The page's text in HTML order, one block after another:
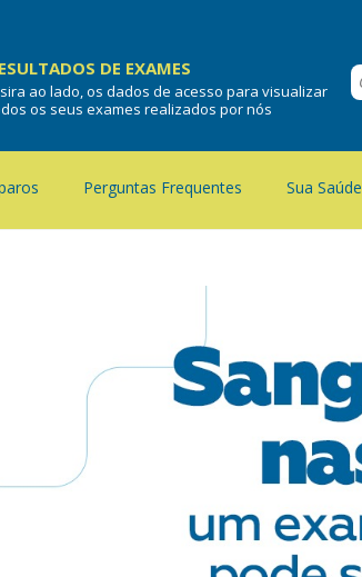
DE EXAMES
ao lado, os dados de acesso para visualizar
os seus exames realizados por nós
Perguntas Frequentes Sua Saúde